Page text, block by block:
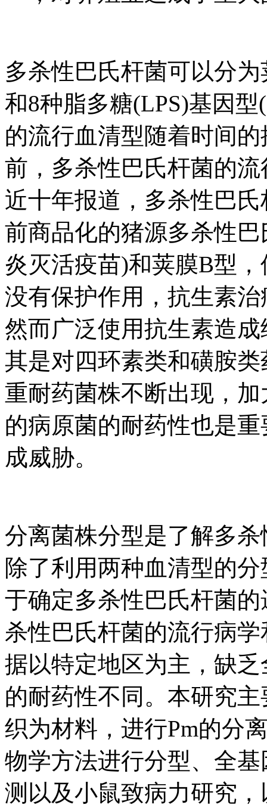
多杀性巴氏杆菌可以分
和8种脂多糖(LPS)基因
的流行血清型随着时间
前，多杀性巴氏杆菌的
近十年报道，多杀性巴
前商品化的猪源多杀性
炎灭活疫苗)和荚膜B型
没有保护作用，抗生素
然而广泛使用抗生素造
其是对四环素类和磺胺
重耐药菌株不断出现，
的病原菌的耐药性也是
成威胁。
分离菌株分型是了解多
除了利用两种血清型的
于确定多杀性巴氏杆菌
杀性巴氏杆菌的流行病
据以特定地区为主，缺
的耐药性不同。本研究
织为材料，进行Pm的分
物学方法进行分型、全
测以及小鼠致病力研究